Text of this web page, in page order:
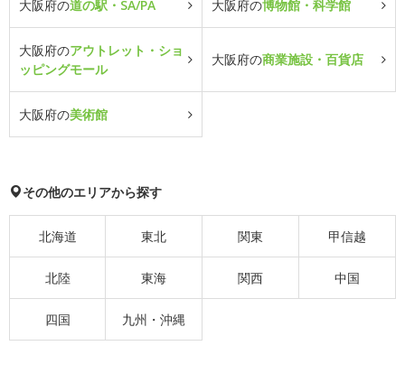
大阪府の道の駅・SA/PA 大阪府の博物館・科学館
大阪府のアウトレット・ショ
ッピングモール
大阪府の商業施設・百貨店
大阪府の美術館
その他のエリアから探す
北海道 東北 関東 甲信越
北陸 東海 関西 中国
四国 九州・沖縄